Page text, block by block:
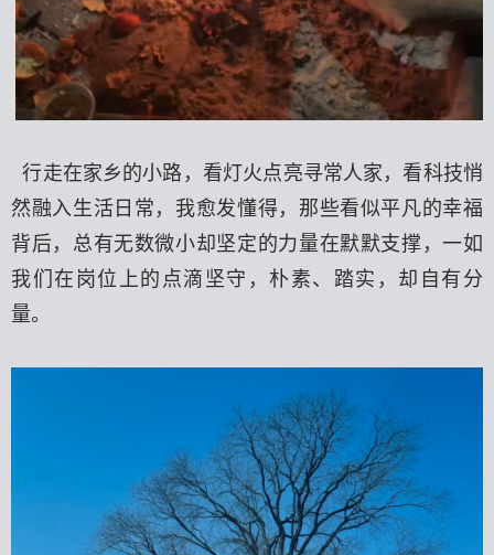
行走在家乡的小路，看灯火点亮寻常人家，看科技悄
然融入生活日常，我愈发懂得，那些看似平凡的幸福
背后，总有无数微小却坚定的力量在默默支撑，一如
我们在岗位上的点滴坚守，朴素、踏实，却自有分
量。